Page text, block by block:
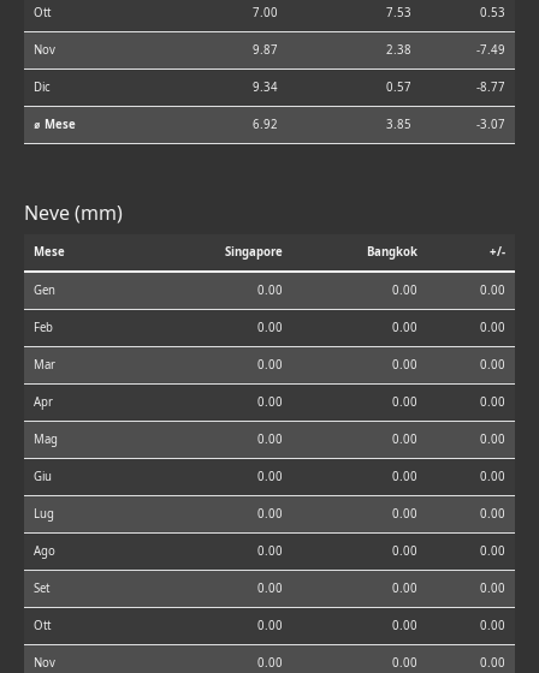
Ott 7.00 7.53 0.53
Nov 9.87 2.38 -7.49
Dic 9.34 0.57 -8.77
⌀ Mese 6.92 3.85 -3.07
Neve (mm)
Mese Singapore Bangkok +/-
Gen 0.00 0.00 0.00
Feb 0.00 0.00 0.00
Mar 0.00 0.00 0.00
Apr 0.00 0.00 0.00
Mag 0.00 0.00 0.00
Giu 0.00 0.00 0.00
Lug 0.00 0.00 0.00
Ago 0.00 0.00 0.00
Set 0.00 0.00 0.00
Ott 0.00 0.00 0.00
Nov 0.00 0.00 0.00